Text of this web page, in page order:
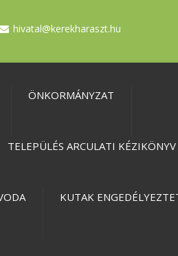
hivatal@kerekharaszt.hu
ÖNKORMÁNYZAT
TELEPÜLÉS ARCULATI KÉZIKÖNYV
KUTAK